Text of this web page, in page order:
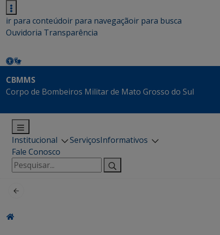
ir para conteúdoir para navegaçãoir para busca
Ouvidoria Transparência
CBMMS
Corpo de Bombeiros Militar de Mato Grosso do Sul
Institucional ServiçosInformativos
Fale Conosco
Pesquisar
por: